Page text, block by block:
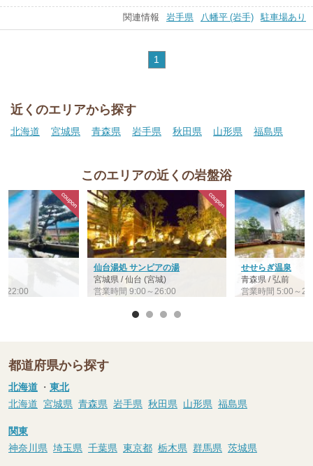
関連情報 岩手県 八幡平 (岩手) 駐車場あり
1
近くのエリアから探す
北海道 宮城県 青森県 岩手県 秋田県 山形県 福島県
このエリアの近くの岩盤浴
22:00
仙台湯処 サンピアの湯
宮城県 / 仙台 (宮城)
営業時間 9:00～26:00
せせらぎ温泉
青森県 / 弘前
営業時間 5:00～
都道府県から探す
北海道 ・ 東北
北海道 宮城県 青森県 岩手県 秋田県 山形県 福島県
関東
神奈川県 埼玉県 千葉県 東京都 栃木県 群馬県 茨城県